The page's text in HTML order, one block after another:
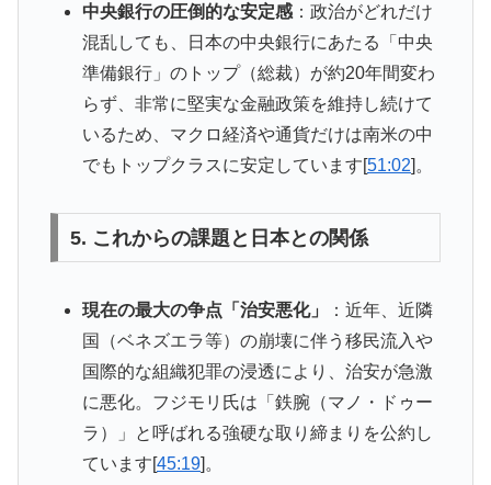
中央銀行の圧倒的な安定感：政治がどれだけ
混乱しても、日本の中央銀行にあたる「中央
準備銀行」のトップ（総裁）が約20年間変わ
らず、非常に堅実な金融政策を維持し続けて
いるため、マクロ経済や通貨だけは南米の中
でもトップクラスに安定しています[51:02]。
5. これからの課題と日本との関係
現在の最大の争点「治安悪化」
：近年、近隣
国（ベネズエラ等）の崩壊に伴う移民流入や
国際的な組織犯罪の浸透により、治安が急激
に悪化。フジモリ氏は「鉄腕（マノ・ドゥー
ラ）」と呼ばれる強硬な取り締まりを公約し
ています[45:19]。